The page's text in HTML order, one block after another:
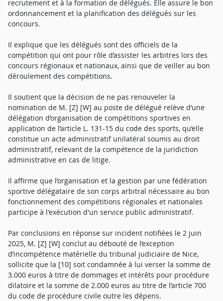
recrutement et à la formation de délégués. Elle assure le bon
ordonnancement et la planification des délégués sur les
concours.
Il explique que les délégués sont des officiels de la
compétition qui ont pour rôle d’assister les arbitres lors des
concours régionaux et nationaux, ainsi que de veiller au bon
déroulement des compétitions.
Il soutient que la décision de ne pas renouveler la
nomination de M. [Z] [W] au poste de délégué relève d’une
délégation d’organisation de compétitions sportives en
application de l’article L. 131-15 du code des sports, qu’elle
constitue un acte administratif unilatéral soumis au droit
administratif, relevant de la compétence de la juridiction
administrative en cas de litige.
Il affirme que l’organisation et la gestion par une fédération
sportive délégataire de son corps arbitral nécessaire au bon
fonctionnement des compétitions régionales et nationales
participe à l'exécution d'un service public administratif.
Par conclusions en réponse sur incident notifiées le 2 juin
2025, M. [Z] [W] conclut au débouté de l’exception
d’incompétence matérielle du tribunal judiciaire de Nice,
sollicite que la [10] soit condamnée à lui verser la somme de
3.000 euros à titre de dommages et intérêts pour procédure
dilatoire et la somme de 2.000 euros au titre de l’article 700
du code de procédure civile outre les dépens.